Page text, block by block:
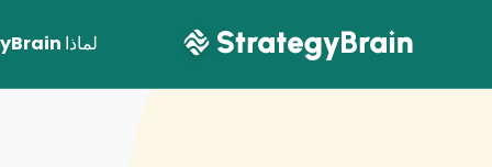
لماذا StrategyBrain